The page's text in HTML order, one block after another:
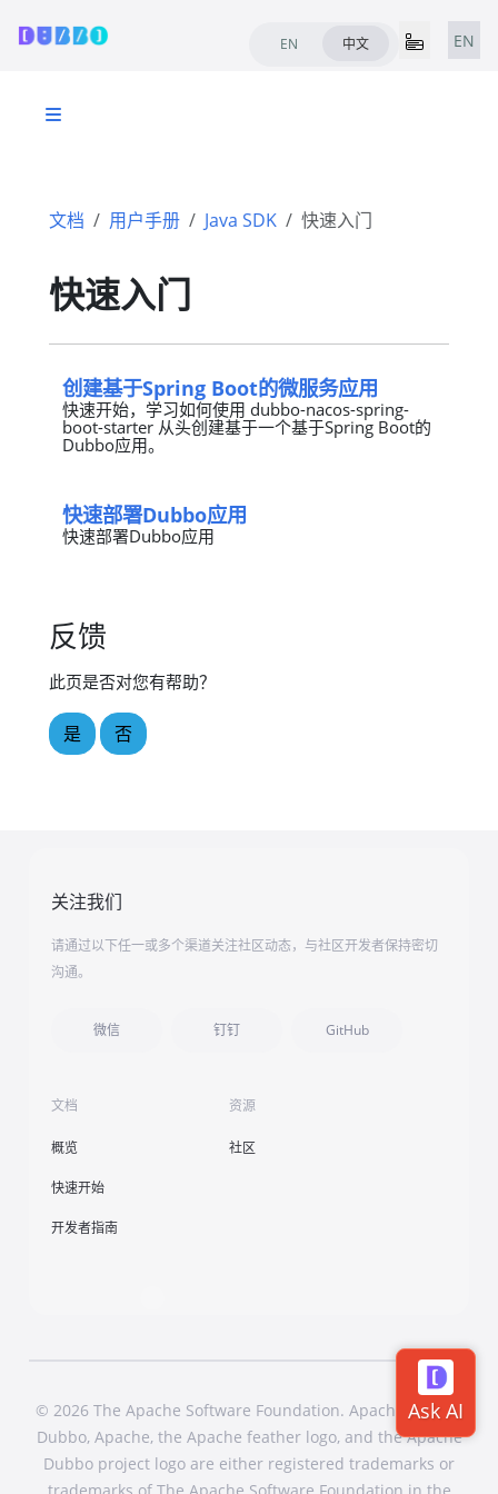
EN 中文 EN
文档 用户手册 Java SDK 快速入门
快速入门
创建基于Spring Boot的微服务应用
快速开始，学习如何使用 dubbo-nacos-spring-
boot-starter 从头创建基于一个基于Spring Boot的
Dubbo应用。
快速部署Dubbo应用
快速部署Dubbo应用
反馈
此页是否对您有帮助？
是 否
关注我们
请通过以下任一或多个渠道关注社区动态，与社区开发者保持密切
沟通。
微信 钉钉 GitHub
文档
概览
快速开始
开发者指南
资源
社区
© 2026 The Apache Software Foundation. Apache Dubbo,
Dubbo, Apache, the Apache feather logo, and the Apache
Dubbo project logo are either registered trademarks or
trademarks of The Apache Software Foundation in the